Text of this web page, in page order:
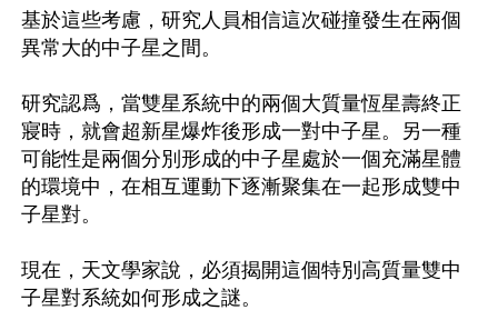
基於這些考慮，研究人員相信這次碰撞發生在兩個
異常大的中子星之間。
研究認爲，當雙星系統中的兩個大質量恆星壽終正
寢時，就會超新星爆炸後形成一對中子星。另一種
可能性是兩個分別形成的中子星處於一個充滿星體
的環境中，在相互運動下逐漸聚集在一起形成雙中
子星對。
現在，天文學家說，必須揭開這個特別高質量雙中
子星對系統如何形成之謎。